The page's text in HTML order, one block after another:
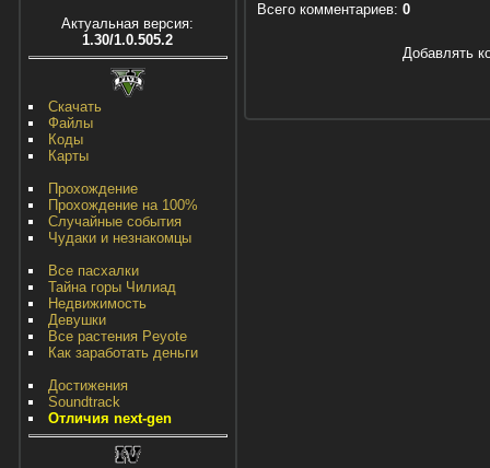
Актуальная версия:
1.30/1.0.505.2
Скачать
Файлы
Коды
Карты
Прохождение
Прохождение на 100%
Случайные события
Чудаки и незнакомцы
Все пасхалки
Тайна горы Чилиад
Недвижимость
Девушки
Все растения Peyote
Как заработать деньги
Достижения
Soundtrack
Отличия next-gen
Всего комментариев: 0
Добавлять